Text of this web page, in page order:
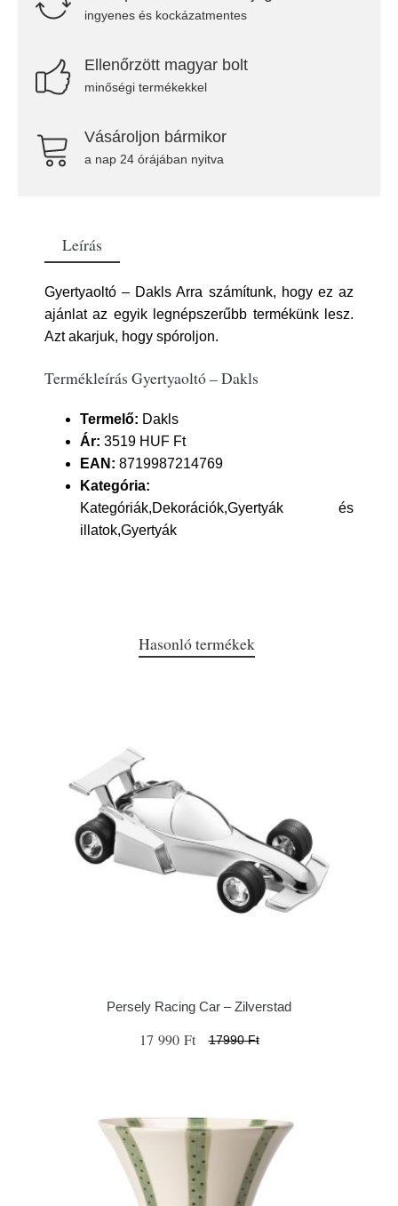
ingyenes és kockázatmentes
Ellenőrzött magyar bolt
minőségi termékekkel
Vásároljon bármikor
a nap 24 órájában nyitva
Leírás
Gyertyaoltó – Dakls Arra számítunk, hogy ez az
ajánlat az egyik legnépszerűbb termékünk lesz.
Azt akarjuk, hogy spóroljon.
Termékleírás Gyertyaoltó – Dakls
Termelő: Dakls
Ár: 3519 HUF Ft
EAN: 8719987214769
Kategória:
Kategóriák,Dekorációk,Gyertyák és
illatok,Gyertyák
Hasonló termékek
Persely Racing Car – Zilverstad
17 990 Ft 17990 Ft